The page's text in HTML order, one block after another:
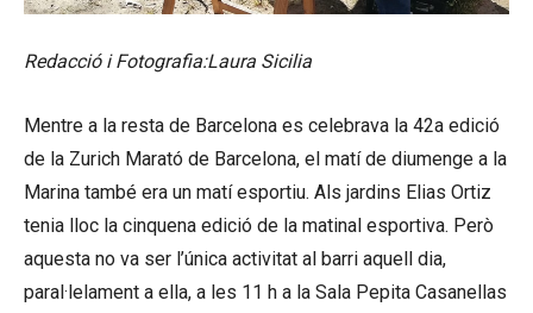
Redacció i Fotografia:Laura Sicilia
Mentre a la resta de Barcelona es celebrava la 42a edició
de la Zurich Marató de Barcelona, el matí de diumenge a la
Marina també era un matí esportiu. Als jardins Elias Ortiz
tenia lloc la cinquena edició de la matinal esportiva. Però
aquesta no va ser l’única activitat al barri aquell dia,
paral·lelament a ella, a les 11 h a la Sala Pepita Casanellas